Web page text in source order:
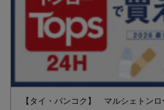
【タイ・バンコク】 マルシェトン